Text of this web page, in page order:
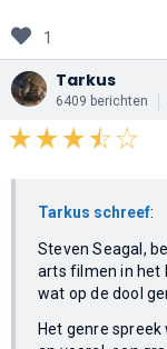
1
Tarkus
6409 berichten
Tarkus schreef:
Steven Seagal,
arts filmen in het
wat op de dool
Het genre